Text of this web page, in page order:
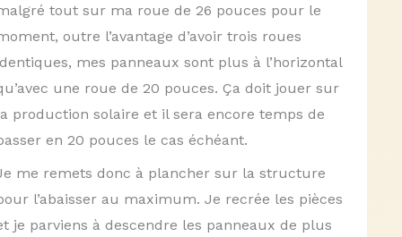
tout sur ma roue de 26 pouces pour le
outre l’avantage d’avoir trois roues
mes panneaux sont plus à l’horizontal
une roue de 20 pouces. Ça doit jouer sur
production solaire et il sera encore temps de
en 20 pouces le cas échéant.
me remets donc à plancher sur la structure
l’abaisser au maximum. Je recrée les pièces
je parviens à descendre les panneaux de plus